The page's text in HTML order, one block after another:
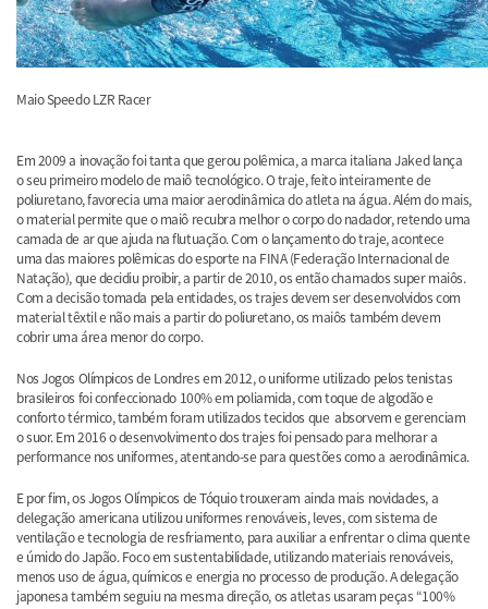
Maio Speedo LZR Racer
Em 2009 a inovação foi tanta que gerou polêmica, a marca italiana Jakedlança
o seu primeiro modelo de maiô tecnológico. O traje, feito inteiramente de
poliuretano, favorecia uma maior aerodinâmica do atleta na água. Além do mais,
o material permite que o maiô recubra melhor o corpo do nadador, retendo uma
camada de ar que ajuda na flutuação. Com o lançamento do traje, acontece
uma das maiores polêmicas do esporte na FINA (Federação Internacional de
Natação), que decidiu proibir, a partir de 2010, os então chamados super maiôs.
Com a decisão tomada pela entidades, os trajes devem ser desenvolvidos com
material têxtil e não mais a partir do poliuretano, os maiôs também devem
cobrir uma área menor do corpo.
Nos Jogos Olímpicos de Londres em 2012, o uniforme utilizado pelos tenistas
brasileiros foi confeccionado 100% em poliamida, com toque de algodão e
conforto térmico, também foram utilizados tecidos que absorvem e gerenciam
o suor. Em 2016 o desenvolvimento dos trajes foi pensado para melhorar a
performance nos uniformes, atentando-se para questões como a aerodinâmica.
E por fim, os Jogos Olímpicos de Tóquio trouxeram ainda mais novidades, a
delegação americana utilizou uniformes renováveis, leves, com sistema de
ventilação e tecnologia de resfriamento, para auxiliar a enfrentar o clima quente
e úmido do Japão. Foco em sustentabilidade, utilizando materiais renováveis,
menos uso de água, químicos e energia no processo de produção. A delegação
japonesa também seguiu na mesma direção, os atletas usaram peças “100%